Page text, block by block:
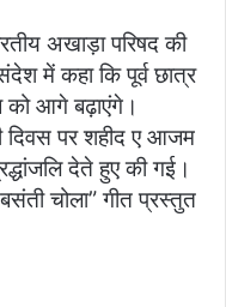
अखाड़ा परिषद की
में कहा कि पूर्व छात्र
आगे बढ़ाएंगे।
दिवस पर शहीद ए आजम
देते हुए की गई।
चोला” गीत प्रस्तुत